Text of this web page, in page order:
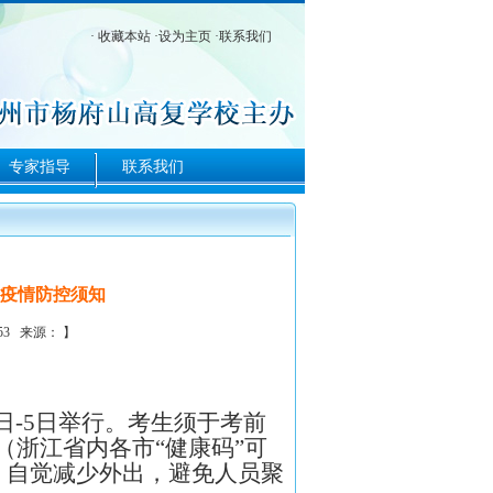
· 收藏本站 ·设为主页 ·联系我们
专家指导 联系我们
情防控须知
来源： 】
-5 日举行。考生须于考前
浙江省内各市“健康码”可
觉减少外出，避免人员聚